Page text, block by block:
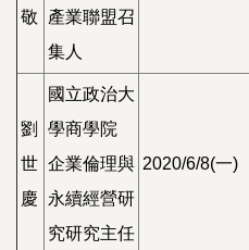
敬
產業聯盟召
集人
劉
世
慶
國立政治大
學商學院
企業倫理與
永續經營研
究研究主任
2020/6/8(一)